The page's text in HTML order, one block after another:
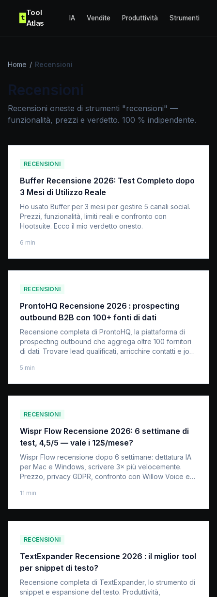
t
Tool
Atlas
IA Vendite Produttività Strumenti
Home / Recensioni
Recensioni
Recensioni oneste di strumenti "recensioni" —
funzionalità, prezzi e verdetto. 100 % indipendente.
RECENSIONI
Buffer Recensione 2026: Test Completo dopo
3 Mesi di Utilizzo Reale
Ho usato Buffer per 3 mesi per gestire 5 canali social.
Prezzi, funzionalità, limiti reali e confronto con
Hootsuite. Ecco il mio verdetto onesto.
6 min
RECENSIONI
ProntoHQ Recensione 2026 : prospecting
outbound B2B con 100+ fonti di dati
Recensione completa di ProntoHQ, la piattaforma di
prospecting outbound che aggrega oltre 100 fornitori
di dati. Trovare lead qualificati, arricchire contatti e job
5 min
RECENSIONI
Wispr Flow Recensione 2026: 6 settimane di
test, 4,5/5 — vale i 12$/mese?
Wispr Flow recensione dopo 6 settimane: dettatura IA
per Mac e Windows, scrivere 3× più velocemente.
Prezzo, privacy GDPR, confronto con Willow Voice e
11 min
RECENSIONI
TextExpander Recensione 2026 : il miglior tool
per snippet di testo?
Recensione completa di TextExpander, lo strumento di
snippet e espansione del testo. Produttività,